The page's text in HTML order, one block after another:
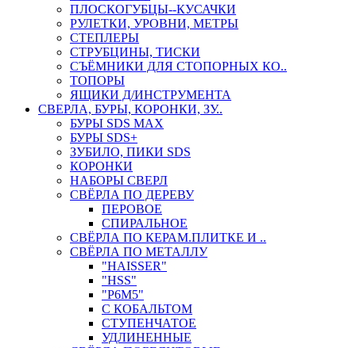
ПЛОСКОГУБЦЫ--КУСАЧКИ
РУЛЕТКИ, УРОВНИ, МЕТРЫ
СТЕПЛЕРЫ
СТРУБЦИНЫ, ТИСКИ
СЪЁМНИКИ ДЛЯ СТОПОРНЫХ КО..
ТОПОРЫ
ЯЩИКИ Д/ИНСТРУМЕНТА
СВЕРЛА, БУРЫ, КОРОНКИ, ЗУ..
БУРЫ SDS MAX
БУРЫ SDS+
ЗУБИЛО, ПИКИ SDS
КОРОНКИ
НАБОРЫ СВЕРЛ
СВЁРЛА ПО ДЕРЕВУ
ПЕРОВОЕ
СПИРАЛЬНОЕ
СВЁРЛА ПО КЕРАМ.ПЛИТКЕ И ..
СВЁРЛА ПО МЕТАЛЛУ
"HAISSER"
"HSS"
"Р6М5"
С КОБАЛЬТОМ
СТУПЕНЧАТОЕ
УДЛИНЕННЫЕ